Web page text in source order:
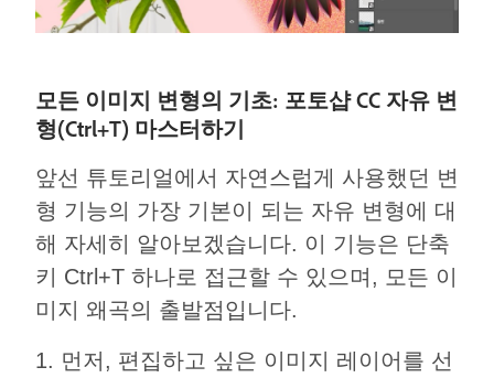
모든 이미지 변형의 기초: 포토샵 CC 자유 변
형(Ctrl+T) 마스터하기
앞선 튜토리얼에서 자연스럽게 사용했던 변
형 기능의 가장 기본이 되는 자유 변형에 대
해 자세히 알아보겠습니다. 이 기능은 단축
키 Ctrl+T 하나로 접근할 수 있으며, 모든 이
미지 왜곡의 출발점입니다.
1. 먼저, 편집하고 싶은 이미지 레이어를 선